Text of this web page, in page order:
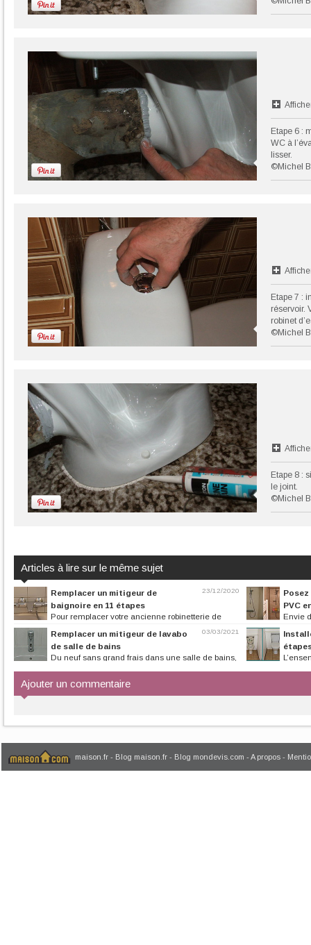
Etape 6 :
WC à
lisser.
©Michel
Etape 7 :
réservoir.
robinet
©Michel
Etape 8 :
le joint.
©Michel
Articles à lire sur le même sujet
23/12/2020
Remplacer un mitigeur de
baignoire en 11 étapes
Pour remplacer votre ancienne robinetterie de
baignoire par un mitigeur moderne...
PVC
Envie
? En 14 étapes
03/03/2021
Remplacer un mitigeur de lavabo
de salle de bains
Du neuf sans grand frais dans une salle de bains,
Ajouter un commentaire
maison.fr - Blog maison.fr - Blog mondevis.com - A propos -